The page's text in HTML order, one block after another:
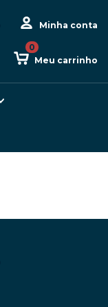
Minha conta
Meu carrinho
0